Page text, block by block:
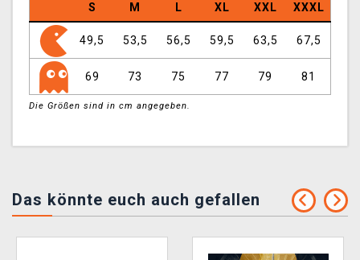
S M L XL XXL XXXL
49,5 53,5 56,5 59,5 63,5 67,5
69 73 75 77 79 81
Die Größen sind in cm angegeben.
Das könnte euch auch gefallen